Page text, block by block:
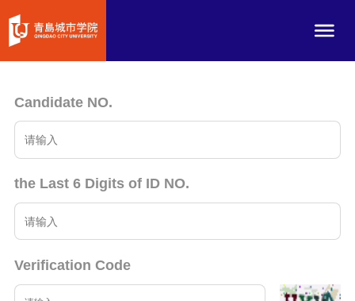
Candidate NO.
the Last 6 Digits of ID NO.
Verification Code